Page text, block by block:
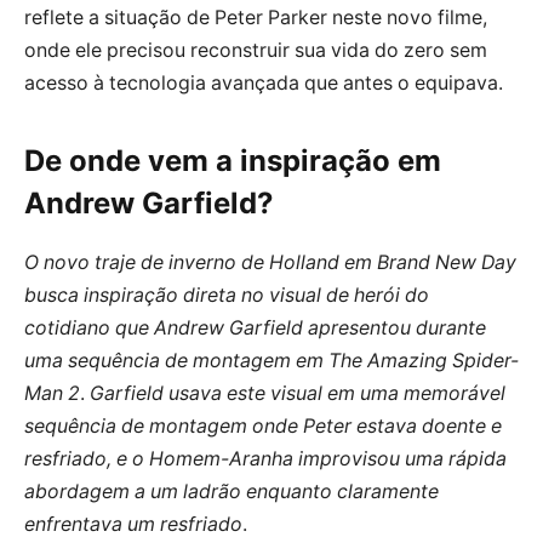
reflete a situação de Peter Parker neste novo filme,
onde ele precisou reconstruir sua vida do zero sem
acesso à tecnologia avançada que antes o equipava.
De onde vem a inspiração em
Andrew Garfield?
O novo traje de inverno de Holland em Brand New Day
busca inspiração direta no visual de herói do
cotidiano que Andrew Garfield apresentou durante
uma sequência de montagem em The Amazing Spider-
Man 2. Garfield usava este visual em uma memorável
sequência de montagem onde Peter estava doente e
resfriado, e o Homem-Aranha improvisou uma rápida
abordagem a um ladrão enquanto claramente
enfrentava um resfriado.